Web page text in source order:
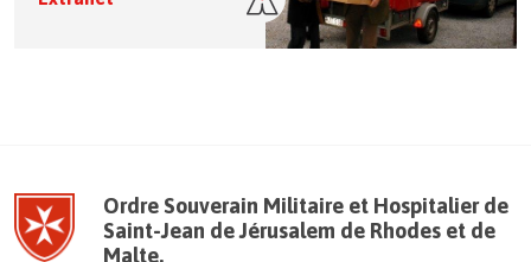
Ordre Souverain Militaire et Hospitalier de
Saint-Jean de Jérusalem de Rhodes et de
Malte.